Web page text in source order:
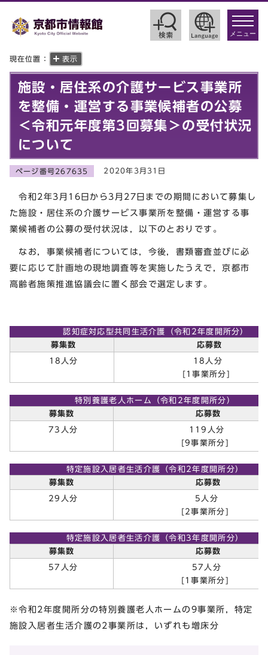
toggle
メニュー
現在位置： 表示
施設・居住系の介護サービス事業所
を整備・運営する事業候補者の公募
＜令和元年度第3回募集＞の受付状況
について
ページ番号267635 2020年3月31日
令和2年3月16日から3月27日までの期間において募集し
た施設・居住系の介護サービス事業所を整備・運営する事
業候補者の公募の受付状況は，以下のとおりです。
なお，事業候補者については，今後，書類審査並びに必
要に応じて計画地の現地調査等を実施したうえで，京都市
高齢者施策推進協議会に置く部会で選定します。
認知症対応型共同生活介護（令和2年度開所分）
募集数
応募数
18人分
18人分
[1事業所分]
特別養護老人ホーム（令和2年度開所分）
募集数
応募数
73人分
119人分
[9事業所分]
特定施設入居者生活介護（令和2年度開所分）
募集数
応募数
29人分
5人分
[2事業所分]
特定施設入居者生活介護（令和3年度開所分）
募集数
応募数
57人分
57人分
[1事業所分]
※令和2年度開所分の特別養護老人ホームの9事業所，特定
施設入居者生活介護の2事業所は，いずれも増床分